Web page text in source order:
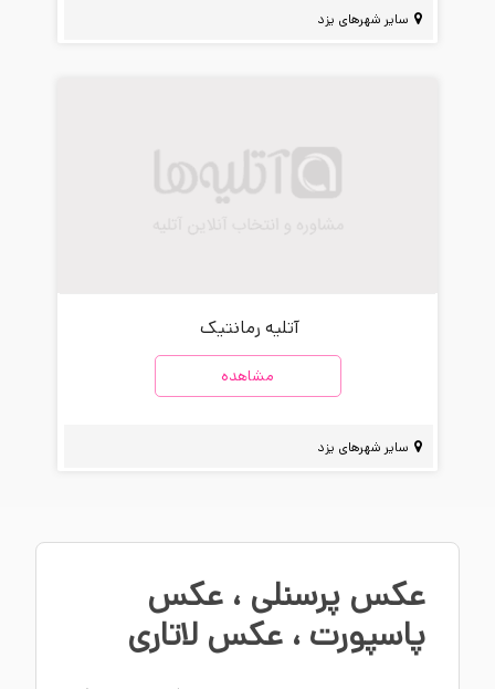
سایر شهرهای یزد
آتلیه رمانتیک
مشاهده
سایر شهرهای یزد
عکس پرسنلی ، عکس
پاسپورت ، عکس لاتاری